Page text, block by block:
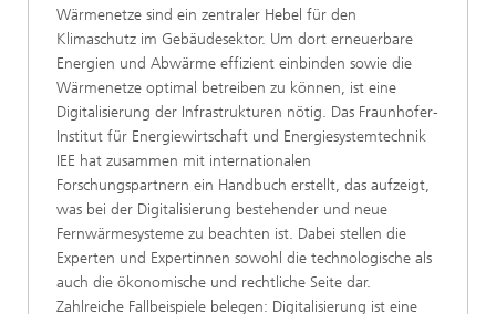
Wärmenetze sind ein zentraler Hebel für den
Klimaschutz im Gebäudesektor. Um dort erneuerbare
Energien und Abwärme effizient einbinden sowie die
Wärmenetze optimal betreiben zu können, ist eine
Digitalisierung der Infrastrukturen nötig. Das Fraunhofer-
Institut für Energiewirtschaft und Energiesystemtechnik
IEE hat zusammen mit internationalen
Forschungspartnern ein Handbuch erstellt, das aufzeigt,
was bei der Digitalisierung bestehender und neue
Fernwärmesysteme zu beachten ist. Dabei stellen die
Experten und Expertinnen sowohl die technologische als
auch die ökonomische und rechtliche Seite dar.
Zahlreiche Fallbeispiele belegen: Digitalisierung ist eine